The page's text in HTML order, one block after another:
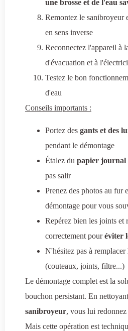
une brosse et de l'eau
Remontez le sanibroyeur
en sens inverse
Reconnectez l'appareil à
d'évacuation et à
Testez le bon
d'eau
Conseils importants :
Portez des gants et des
pendant le démontage
Étalez du papier journal
pas salir
Prenez des photos au fur
démontage pour vous
Repérez bien les joints et
correctement pouréviter
N'hésitez pas à remplacer
(couteaux, joints, filtre...)
Le démontage complet est la
bouchon persistant. En nettoyant
sanibroyeur, vous lui
Mais cette opération est